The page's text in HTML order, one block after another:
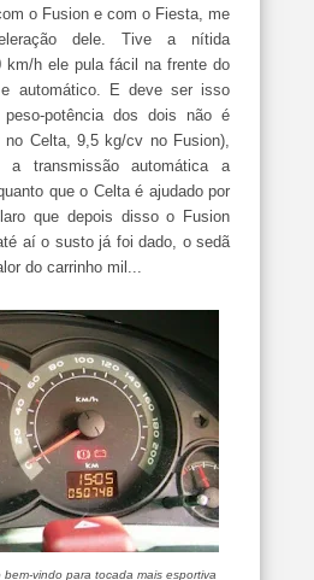
o Fusion e com o Fiesta, me
dele. Tive a nítida
km/h ele pula fácil na frente do
automático. E deve ser isso
potência dos dois não é
no Celta, 9,5 kg/cv no Fusion),
transmissão automática a
que o Celta é ajudado por
que depois disso o Fusion
aí o susto já foi dado, o sedã
do carrinho mil...
vindo para tocada mais esportiva